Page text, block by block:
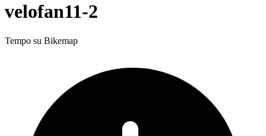
velofan11-2
Tempo su Bikemap